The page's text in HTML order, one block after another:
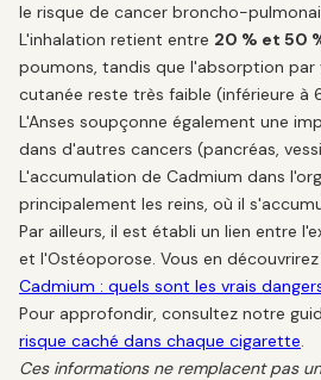
le risque de cancer broncho-
L'inhalation retient entre 20 % et 50
poumons, tandis que l'absorption par
cutanée reste très faible (inférieure à
L'Anses soupçonne également une
dans d'autres cancers (pancréas,
L'accumulation de Cadmium dans
principalement les reins, où il
Par ailleurs, il est établi un lien entre
et l'Ostéoporose. Vous en
Cadmium : quels sont les vrais
Pour approfondir, consultez notre
risque caché dans chaque cigarette.
Ces informations ne remplacent pas